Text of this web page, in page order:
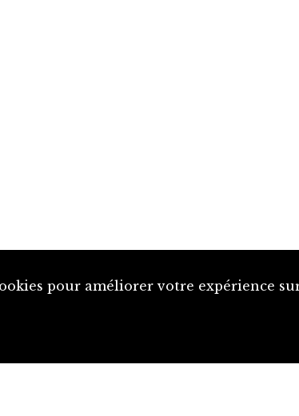
pour améliorer votre expérience